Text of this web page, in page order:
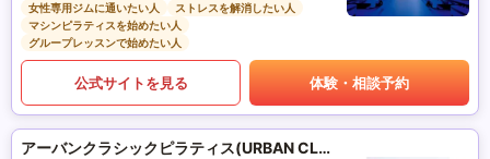
女性専用ジムに通いたい人
ストレスを解消したい人
マシンピラティスを始めたい人
グループレッスンで始めたい人
公式サイトを見る 体験・相談予約
アーバンクラシックピラティス(URBAN CLASSIC PILATES)